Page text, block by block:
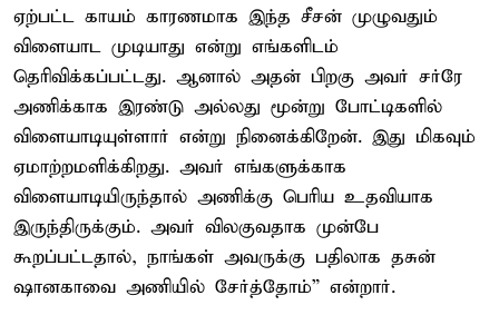
ஏற்பட்ட காயம் காரணமாக இந்த சீசன் முழுவதும்
விளையாட முடியாது என்று எங்களிடம்
தெரிவிக்கப்பட்டது. ஆனால் அதன் பிறகு அவர் சர்ரே
அணிக்காக இரண்டு அல்லது மூன்று போட்டிகளில்
விளையாடியுள்ளார் என்று நினைக்கிறேன். இது மிகவும்
ஏமாற்றமளிக்கிறது. அவர் எங்களுக்காக
விளையாடியிருந்தால் அணிக்கு பெரிய உதவியாக
இருந்திருக்கும். அவர் விலகுவதாக முன்பே
கூறப்பட்டதால், நாங்கள் அவருக்கு பதிலாக தசுன்
ஷானகாவை அணியில் சேர்த்தோம்” என்றார்.